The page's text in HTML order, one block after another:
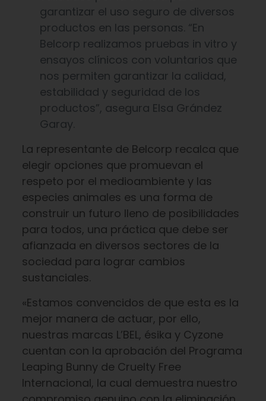
garantizar el uso seguro de diversos
productos en las personas. “En
Belcorp realizamos pruebas in vitro y
ensayos clínicos con voluntarios que
nos permiten garantizar la calidad,
estabilidad y seguridad de los
productos”, asegura Elsa Grández
Garay.
La representante de Belcorp recalca que
elegir opciones que promuevan el
respeto por el medioambiente y las
especies animales es una forma de
construir un futuro lleno de posibilidades
para todos, una práctica que debe ser
afianzada en diversos sectores de la
sociedad para lograr cambios
sustanciales.
«Estamos convencidos de que esta es la
mejor manera de actuar, por ello,
nuestras marcas L’BEL, ésika y Cyzone
cuentan con la aprobación del Programa
Leaping Bunny de Cruelty Free
Internacional, la cual demuestra nuestro